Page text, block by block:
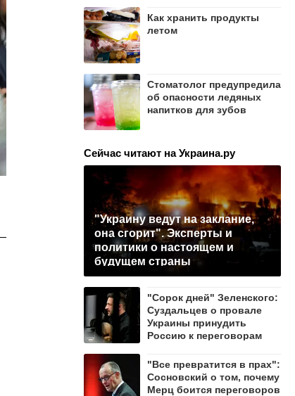
Как хранить продукты
летом
Стоматолог предупредила
об опасности ледяных
напитков для зубов
Сейчас читают на Украина.ру
"Украину ведут на заклание,
она сгорит". Эксперты и
политики о настоящем и
будущем страны
"Сорок дней" Зеленского:
Суздальцев о провале
Украины принудить
Россию к переговорам
"Все превратится в прах":
Сосновский о том, почему
Мерц боится переговоров